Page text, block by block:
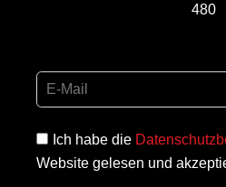
480
Ich habe die
Website gelesen und